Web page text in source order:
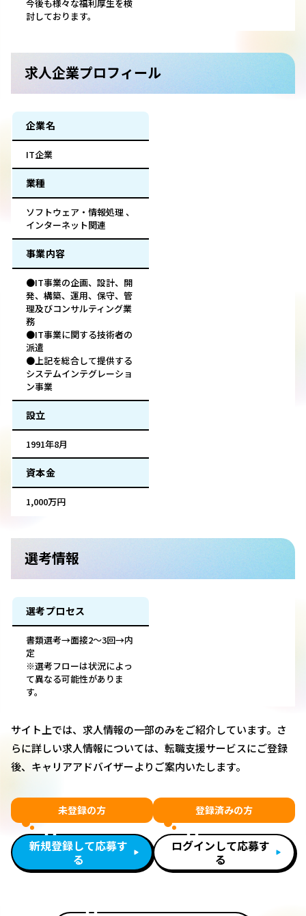
今後も様々な福利厚生を検
討しております。
求人企業プロフィール
企業名
IT企業
業種
ソフトウェア・情報処理 、
インターネット関連
事業内容
●IT事業の企画、設計、開
発、構築、運用、保守、管
理及びコンサルティング業
務
●IT事業に関する技術者の
派遣
●上記を総合して提供する
システムインテグレーショ
ン事業
設立
1991年8月
資本金
1,000万円
選考情報
選考プロセス
書類選考→面接2〜3回→内
定
※選考フローは状況によっ
て異なる可能性がありま
す。
サイト上では、求人情報の一部のみをご紹介しています。さ
らに詳しい求人情報については、転職支援サービスにご登録
後、キャリアアドバイザーよりご案内いたします。
未登録の方
新規登録して応募す
る
登録済みの方
ログインして応募す
る